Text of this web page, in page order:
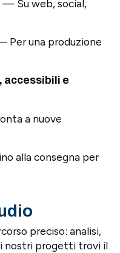
— Su web, social,
Per una produzione
accessibili e
a nuove
alla consegna per
preciso: analisi,
nostri progetti trovi il